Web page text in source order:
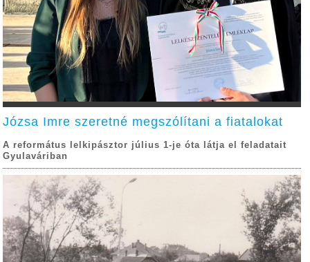
Józsa Imre szeretné megszólítani a fiatalokat
A református lelkipásztor július 1-je óta látja el feladatait
Gyulaváriban